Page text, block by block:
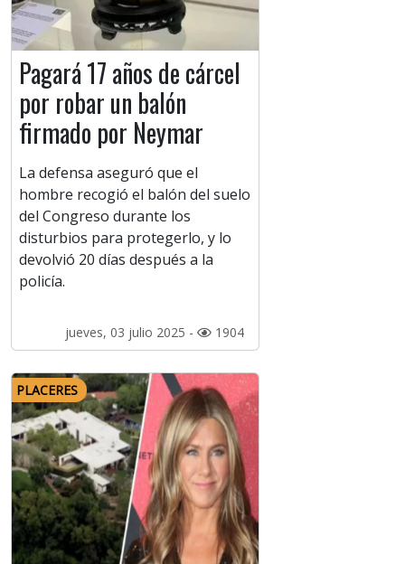
Pagará 17 años de cárcel
por robar un balón
firmado por Neymar
La defensa aseguró que el
hombre recogió el balón del suelo
del Congreso durante los
disturbios para protegerlo, y lo
devolvió 20 días después a la
policía.
jueves, 03 julio 2025 - 1904
PLACERES